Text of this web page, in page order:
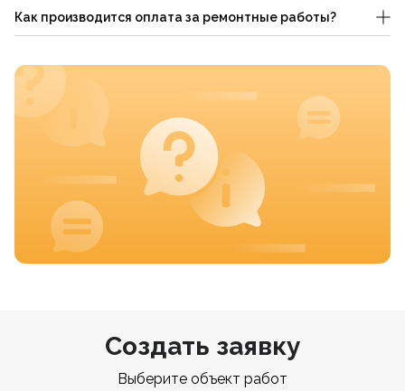
Как производится оплата за ремонтные работы?
Создать заявку
Выберите объект работ